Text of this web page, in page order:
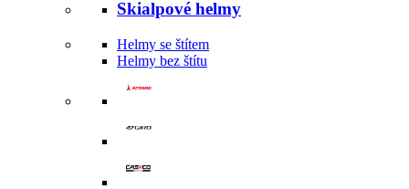
Skialpové helmy
Helmy se štítem
Helmy bez štítu